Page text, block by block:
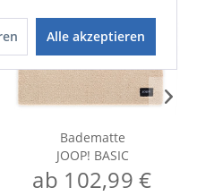
Badematte
JOOP! BASIC
ab 102,99 €
Alle akzeptieren